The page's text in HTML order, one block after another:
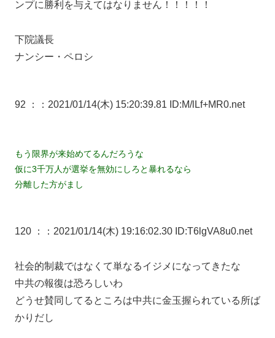
ンプに勝利を与えてはなりません！！！！！
下院議長
ナンシー・ペロシ
92 ： ：2021/01/14(木) 15:20:39.81 ID:M/lLf+MR0.net
もう限界が来始めてるんだろうな
仮に3千万人が選挙を無効にしろと暴れるなら
分離した方がまし
120 ： ：2021/01/14(木) 19:16:02.30 ID:T6lgVA8u0.net
社会的制裁ではなくて単なるイジメになってきたな
中共の報復は恐ろしいわ
どうせ賛同してるところは中共に金玉握られている所ば
かりだし